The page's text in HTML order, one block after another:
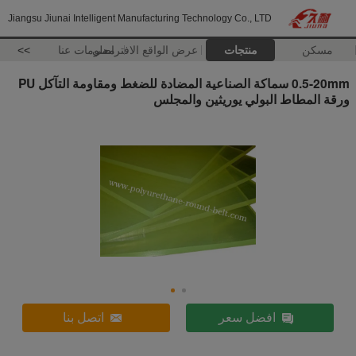
Jiangsu Jiunai Intelligent Manufacturing Technology Co., LTD
مسكن منتجات عرض الواقع الافتراضيمعلومات عنا >>
0.5-20mm سماكة الصناعية المضادة للضغط ومقاومة التآكل PU
ورقة المطاط البولي يوريثين والمجلس
افضل سعر اتصل بنا